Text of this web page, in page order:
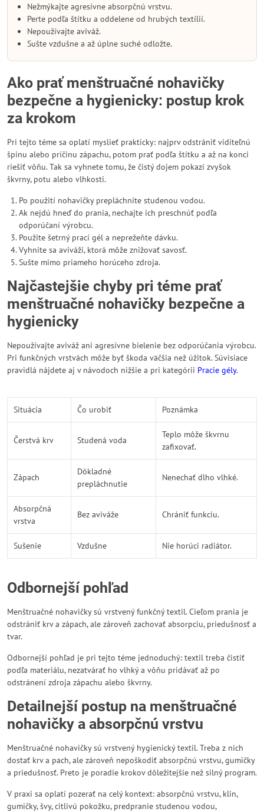
Nežmýkajte agresívne absorpčnú vrstvu.
Perte podľa štítku a oddelene od hrubých textílií.
Nepoužívajte aviváž.
Sušte vzdušne a až úplne suché odložte.
Ako prať menštruačné nohavičky
bezpečne a hygienicky: postup krok
za krokom
Pri tejto téme sa oplatí myslieť prakticky: najprv odstrániť viditeľnú
špinu alebo príčinu zápachu, potom prať podľa štítku a až na konci
riešiť vôňu. Tak sa vyhnete tomu, že čistý dojem pokazí zvyšok
škvrny, potu alebo vlhkosti.
Po použití nohavičky prepláchnite studenou vodou.
Ak nejdú hneď do prania, nechajte ich preschnúť podľa
odporúčaní výrobcu.
Použite šetrný prací gél a neprežeňte dávku.
Vyhnite sa aviváži, ktorá môže znižovať savosť.
Sušte mimo priameho horúceho zdroja.
Najčastejšie chyby pri téme prať
menštruačné nohavičky bezpečne a
hygienicky
Nepoužívajte aviváž ani agresívne bielenie bez odporúčania výrobcu.
Pri funkčných vrstvách môže byť škoda väčšia než úžitok. Súvisiace
pravidlá nájdete aj v návodoch nižšie a pri kategórii Pracie gély.
Situácia Čo urobiť Poznámka
Čerstvá krv Studená voda
Teplo môže škvrnu
zafixovať.
Zápach
Dôkladné
prepláchnutie
Nenechať dlho vlhké.
Absorpčná
vrstva
Bez aviváže Chrániť funkciu.
Sušenie Vzdušne Nie horúci radiátor.
Odbornejší pohľad
Menštruačné nohavičky sú vrstvený funkčný textil. Cieľom prania je
odstrániť krv a zápach, ale zároveň zachovať absorpciu, priedušnosť a
tvar.
Odbornejší pohľad je pri tejto téme jednoduchý: textil treba čistiť
podľa materiálu, nezatvárať ho vlhký a vôňu pridávať až po
odstránení zdroja zápachu alebo škvrny.
Detailnejší postup na menštruačné
nohavičky a absorpčnú vrstvu
Menštruačné nohavičky sú vrstvený hygienický textil. Treba z nich
dostať krv a pach, ale zároveň nepoškodiť absorpčnú vrstvu, gumičky
a priedušnosť. Preto je poradie krokov dôležitejšie než silný program.
V praxi sa oplatí pozerať na celý kontext: absorpčnú vrstvu, klin,
gumičky, švy, citlivú pokožku, predpranie studenou vodou,